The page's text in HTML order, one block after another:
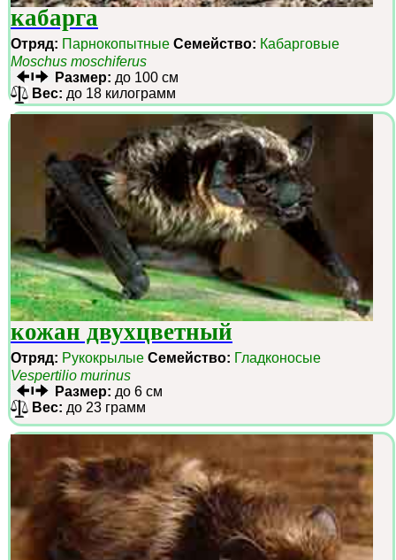
кабарга
Отряд: Парнокопытные Семейство: Кабарговые
Moschus moschiferus
Размер: до 100 см
Вес: до 18 килограмм
кожан двухцветный
Отряд: Рукокрылые Семейство: Гладконосые
Vespertilio murinus
Размер: до 6 см
Вес: до 23 грамм